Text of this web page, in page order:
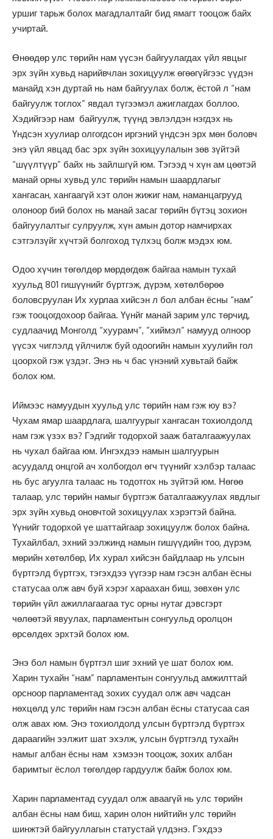
уршиг тарьж болох магадлалтайг бид ямагт тооцож байх
учиртай.
Өнөөдөр улс төрийн нам үүсэн байгуулагдах үйл явцыг
эрх зүйн хувьд нарийвчлан зохицуулж өгөөгүйгээс үүдэн
манайд хэн дуртай нь нам байгуулах болж, ёстой л “нам
байгуулж тоглох” явдал түгээмэл ажиглагдах боллоо.
Хэдийгээр нам байгуулж, түүнд эвлэлдэн нэгдэх нь
Үндсэн хуулиар олгогдсон иргэний үндсэн эрх мөн боловч
энэ үйл явцад бас эрх зүйн зохицуулалын зөв зүйтэй
“шүүлтүүр” байх нь зайлшгүй юм. Тэгээд ч хүн ам цөөтэй
манай орны хувьд улс төрийн намын шаардлагыг
хангасан, хангаагүй хэт олон жижиг нам, наманцагрууд
олоноор бий болох нь манай засаг төрийн бүтэц зохион
байгуулалтыг сулруулж, хүн амын дотор намчирхах
сэтгэлзүйг хүчтэй болгоход түлхэц болж мэдэх юм.
Одоо хүчин төгөлдөр мөрдөгдөж байгаа намын тухай
хуульд 801 гишүүнийг бүртгэж, дүрэм, хөтөлбөрөө
боловсруулан Их хурлаа хийсэн л бол албан ёсны “нам”
гэж тооцогдохоор байгаа. Үүнйг манай зарим улс төрчид,
судлаачид Монголд “хуурамч”, ”хиймэл” намууд олноор
үүсэх чиглэлд үйлчилж буй одоогийн намын хуулийн гол
цоорхой гэж үздэг. Энэ нь ч бас үнэний хувьтай байж
болох юм.
Иймээс намуудын хуульд улс төрийн нам гэж юу вэ?
Чухам ямар шаардлага, шалгуурыг хангасан тохиолдолд
нам гэж үзэх вэ? Гэдгийг тодорхой зааж баталгаажуулах
нь чухал байгаа юм. Ингэхдээ намын шалгуурын
асуудалд онцгой ач холбогдол өгч түүнийг хэлбэр талаас
нь бус агуулга талаас нь тодотгох нь зүйтэй юм. Нөгөө
талаар, улс төрийн намыг бүртгэж баталгаажуулах явдлыг
эрх зүйн хувьд оновчтой зохицуулах хэрэгтэй байна.
Үүнийг тодорхой үе шаттайгаар зохицуулж болох байна.
Тухайлбал, эхний ээлжинд намын гишүүдийн тоо, дүрэм,
мөрийн хөтөлбөр, Их хурал хийсэн байдлаар нь улсын
бүртгэлд бүртгэх, тэгэхдээ үүгээр нам гэсэн албан ёсны
статусаа олж авч буй хэрэг хараахан биш, зөвхөн улс
төрийн үйл ажиллагаагаа тус орны нутаг дэвсгэрт
чөлөөтэй явуулах, парламентын сонгуульд оролцон
өрсөлдөх эрхтэй болох юм.
Энэ бол намын бүртгэл шиг эхний үе шат болох юм.
Харин тухайн “нам” парламентын сонгуульд амжилттай
орсноор парламентад зохих суудал олж авч чадсан
нөхцөлд улс төрийн нам гэсэн албан ёсны статусаа сая
олж авах юм. Энэ тохиолдолд улсын бүртгэлд бүртгэх
дараагийн ээлжит шат эхэлж, улсын бүртгэлд тухайн
намыг албан ёсны нам хэмээн тооцож, зохих албан
баримтыг ёслол төгөлдөр гардуулж байж болох юм.
Харин парламентад суудал олж аваагүй нь улс төрийн
албан ёсны нам биш, харин олон нийтийн улс төрийн
шинжтэй байгууллагын статустай үлдэнэ. Гэхдээ